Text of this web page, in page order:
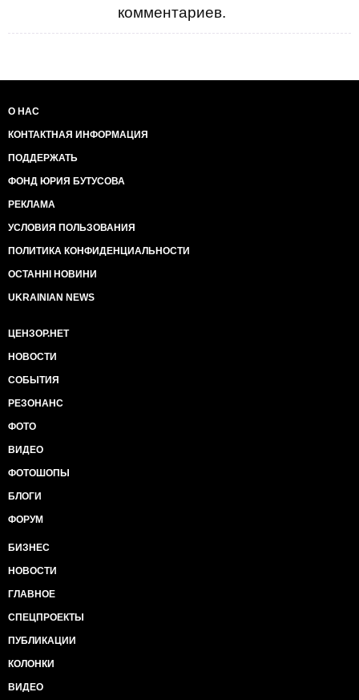
комментариев.
О НАС
КОНТАКТНАЯ ИНФОРМАЦИЯ
ПОДДЕРЖАТЬ
ФОНД ЮРИЯ БУТУСОВА
РЕКЛАМА
УСЛОВИЯ ПОЛЬЗОВАНИЯ
ПОЛИТИКА КОНФИДЕНЦИАЛЬНОСТИ
ОСТАННІ НОВИНИ
UKRAINIAN NEWS
ЦЕНЗОР.НЕТ
НОВОСТИ
СОБЫТИЯ
РЕЗОНАНС
ФОТО
ВИДЕО
ФОТОШОПЫ
БЛОГИ
ФОРУМ
БИЗНЕС
НОВОСТИ
ГЛАВНОЕ
СПЕЦПРОЕКТЫ
ПУБЛИКАЦИИ
КОЛОНКИ
ВИДЕО